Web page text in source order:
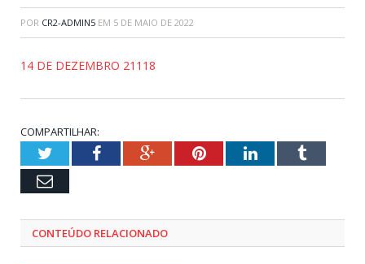
POR CR2-ADMIN5 EM 5 DE MAIO DE 2022
14 DE DEZEMBRO 21118
COMPARTILHAR:
TwitterFacebookGoogle+PinterestLinkedInTumblr
Email
CONTEÚDO RELACIONADO